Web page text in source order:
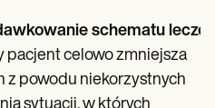
schematu
pacjent celowo zmniejsza
z powodu niekorzystnych